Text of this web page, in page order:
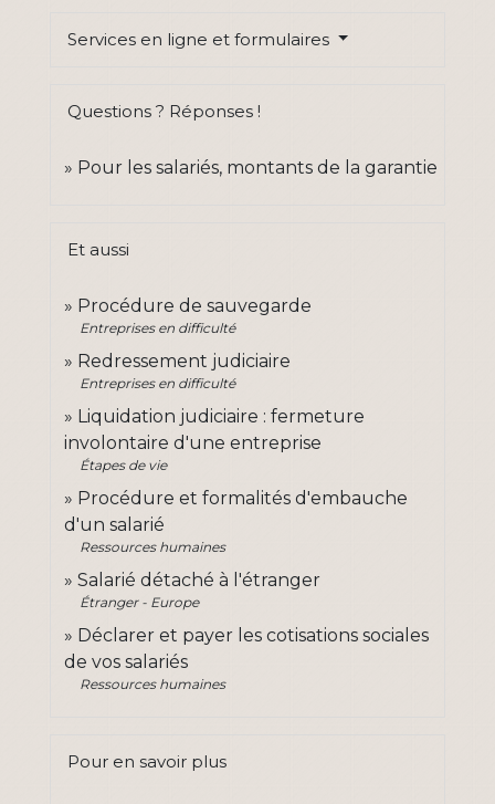
Services en ligne et formulaires
Questions ? Réponses !
Pour les salariés, montants de la garantie
Et aussi
Procédure de sauvegarde
Entreprises en difficulté
Redressement judiciaire
Entreprises en difficulté
Liquidation judiciaire : fermeture
involontaire d'une entreprise
Étapes de vie
Procédure et formalités d'embauche
d'un salarié
Ressources humaines
Salarié détaché à l'étranger
Étranger - Europe
Déclarer et payer les cotisations sociales
de vos salariés
Ressources humaines
Pour en savoir plus